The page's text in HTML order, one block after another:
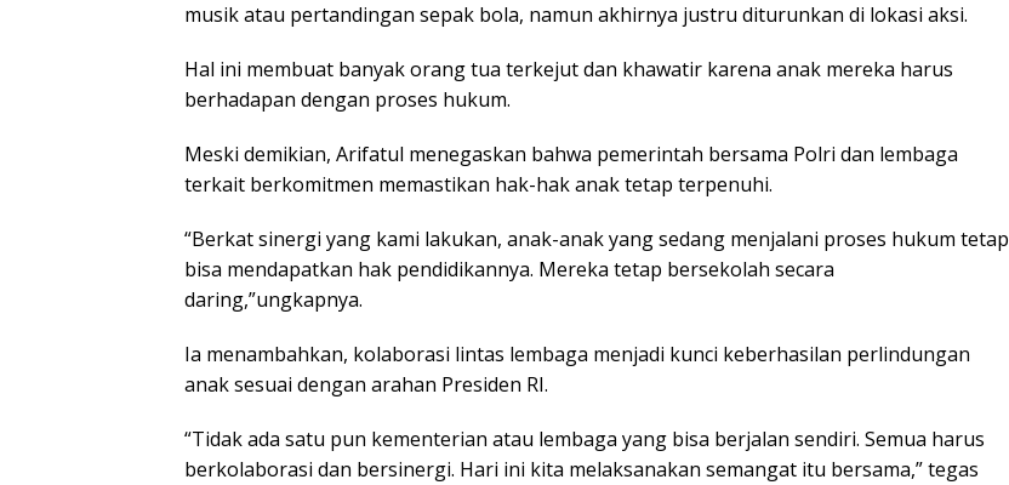
musik atau pertandingan sepak bola, namun akhirnya justru diturunkan di lokasi aksi.
Hal ini membuat banyak orang tua terkejut dan khawatir karena anak mereka harus
berhadapan dengan proses hukum.
Meski demikian, Arifatul menegaskan bahwa pemerintah bersama Polri dan lembaga
terkait berkomitmen memastikan hak-hak anak tetap terpenuhi.
“Berkat sinergi yang kami lakukan, anak-anak yang sedang menjalani proses hukum tetap
bisa mendapatkan hak pendidikannya. Mereka tetap bersekolah secara
daring,”ungkapnya.
Ia menambahkan, kolaborasi lintas lembaga menjadi kunci keberhasilan perlindungan
anak sesuai dengan arahan Presiden RI.
“Tidak ada satu pun kementerian atau lembaga yang bisa berjalan sendiri. Semua harus
berkolaborasi dan bersinergi. Hari ini kita melaksanakan semangat itu bersama,” tegas